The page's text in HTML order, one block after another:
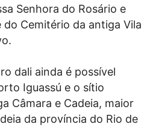
Senhora do Rosário e
do Cemitério da antiga Vila
dali ainda é possível
Iguassú e o sítio
Câmara e Cadeia, maior
da província do Rio de